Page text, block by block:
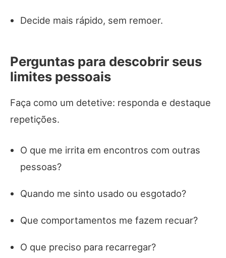
Decide mais rápido, sem remoer.
Perguntas para descobrir seus
limites pessoais
Faça como um detetive: responda e destaque
repetições.
O que me irrita em encontros com outras
pessoas?
Quando me sinto usado ou esgotado?
Que comportamentos me fazem recuar?
O que preciso para recarregar?